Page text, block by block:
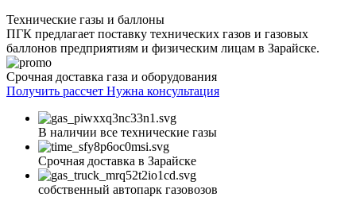
Технические газы и баллоны
ПГК предлагает поставку технических газов и газовых
баллонов предприятиям и физическим лицам в Зарайске.
Срочная доставка газа и оборудования
Получить рассчет Нужна консультация
В наличии все технические газы
Срочная доставка в Зарайске
собственный автопарк газовозов